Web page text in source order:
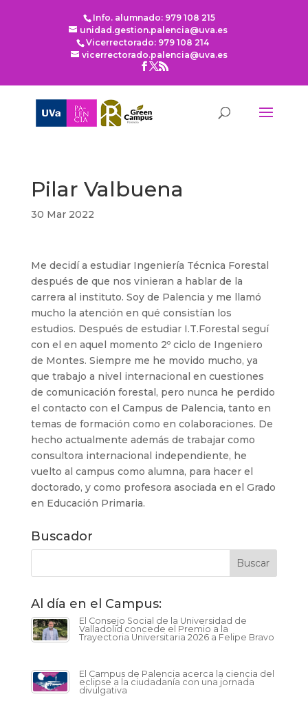
Info. alumnado: 979 108 215
unidad.gestion.palencia@uva.es
Vicerrectorado: 979 108 214
vicerrectorado.palencia@uva.es
Pilar Valbuena
30 Mar 2022
Me decidí a estudiar Ingeniería Técnica Forestal
después de que nos vinieran a hablar de la
carrera al instituto. Soy de Palencia y me llamó
mucho la atención en qué consistían los
estudios. Después de estudiar I.T.Forestal seguí
con el en aquel momento 2º ciclo de Ingeniero
de Montes. Siempre me he movido mucho, ya
que trabajo a nivel internacional en cuestiones
de comunicación forestal, pero nunca he perdido
el contacto con el Campus de Palencia, tanto en
temas de formación como en colaboraciones. De
hecho actualmente además de trabajar como
consultora internacional independiente, he
vuelto al campus como alumna, para hacer el
doctorado, y como profesora asociada en el Grado
en Educación Primaria.
Buscador
Al día en el Campus:
El Consejo Social de la Universidad de
Valladolid concede el Premio a la
Trayectoria Universitaria 2026 a Felipe Bravo
El Campus de Palencia acerca la ciencia del
eclipse a la ciudadanía con una jornada
divulgativa